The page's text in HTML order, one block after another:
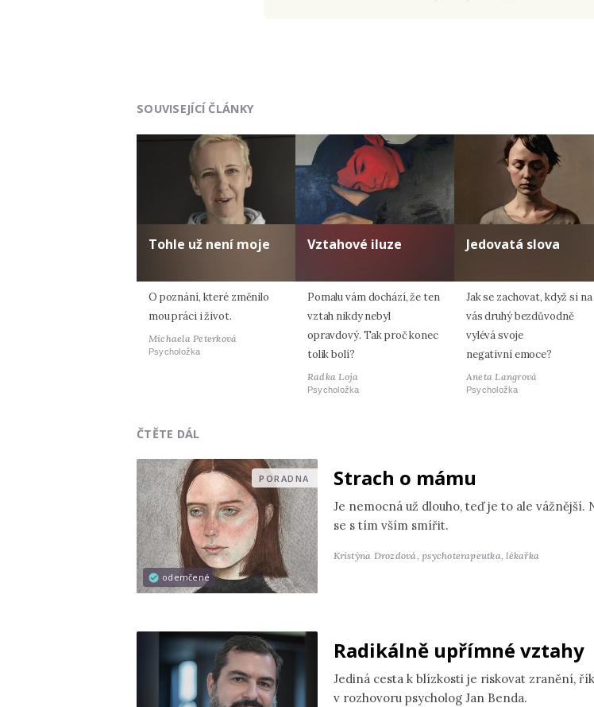
SOUVISEJÍCÍ ČLÁNKY
Tohle už není moje
O poznání, které změnilo
mou práci i život.
Michaela Peterková
Psycholožka
Vztahové iluze
Pomalu vám dochází, že ten
vztah nikdy nebyl
opravdový. Tak proč konec
tolik bolí?
Radka Loja
Psycholožka
Jedovatá slova
Jak se zachovat, když si na
vás druhý bezdůvodně
vylévá svoje
negativní emoce?
Aneta Langrová
Psycholožka
ČTĚTE DÁL
odemčené
PORADNA Strach o mámu
Je nemocná už dlouho, teď je to ale vážnější.
se s tím vším smířit.
Kristýna Drozdová,psychoterapeutka, lékařka
Radikálně upřímné vztahy
Jediná cesta k blízkosti je riskovat zranění,
v rozhovoru psycholog Jan Benda.